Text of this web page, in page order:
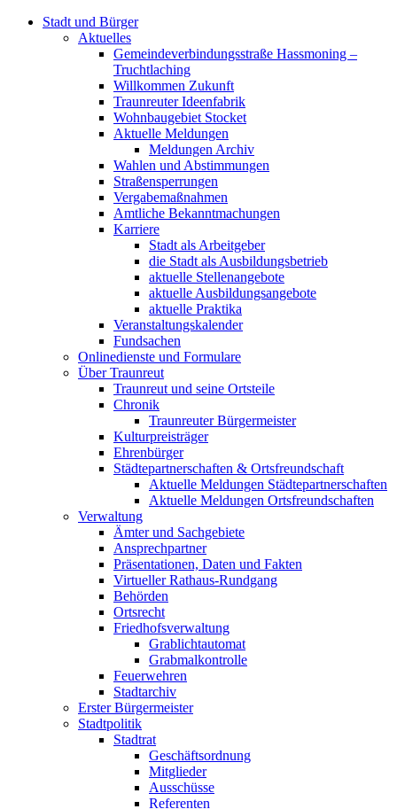
Stadt und Bürger
Aktuelles
Gemeindeverbindungsstraße Hassmoning –
Truchtlaching
Willkommen Zukunft
Traunreuter Ideenfabrik
Wohnbaugebiet Stocket
Aktuelle Meldungen
Meldungen Archiv
Wahlen und Abstimmungen
Straßensperrungen
Vergabemaßnahmen
Amtliche Bekanntmachungen
Karriere
Stadt als Arbeitgeber
die Stadt als Ausbildungsbetrieb
aktuelle Stellenangebote
aktuelle Ausbildungsangebote
aktuelle Praktika
Veranstaltungskalender
Fundsachen
Onlinedienste und Formulare
Über Traunreut
Traunreut und seine Ortsteile
Chronik
Traunreuter Bürgermeister
Kulturpreisträger
Ehrenbürger
Städtepartnerschaften & Ortsfreundschaft
Aktuelle Meldungen Städtepartnerschaften
Aktuelle Meldungen Ortsfreundschaften
Verwaltung
Ämter und Sachgebiete
Ansprechpartner
Präsentationen, Daten und Fakten
Virtueller Rathaus-Rundgang
Behörden
Ortsrecht
Friedhofsverwaltung
Grablichtautomat
Grabmalkontrolle
Feuerwehren
Stadtarchiv
Erster Bürgermeister
Stadtpolitik
Stadtrat
Geschäftsordnung
Mitglieder
Ausschüsse
Referenten